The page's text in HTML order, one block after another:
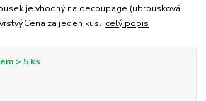
je vhodný na decoupage (ubrousková
za jeden kus. celý popis
> 5 ks